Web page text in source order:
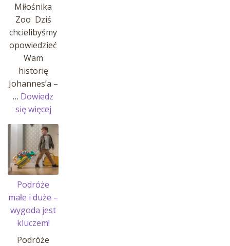
Miłośnika
Zoo Dziś
chcielibyśmy
opowiedzieć
Wam
historię
Johannes’a –
… Dowiedz
się więcej:
Historia
Johannes’a
i
jego
pasji!
Podróże
małe i duże –
wygoda jest
kluczem!
Podróże